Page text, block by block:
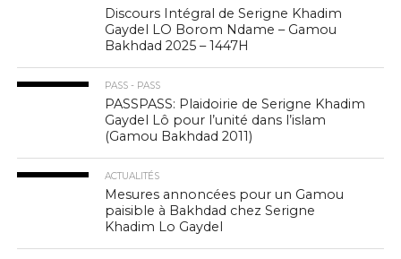
Discours Intégral de Serigne Khadim
Gaydel LO Borom Ndame – Gamou
Bakhdad 2025 – 1447H
PASS - PASS
PASSPASS: Plaidoirie de Serigne Khadim
Gaydel Lô pour l’unité dans l’islam
(Gamou Bakhdad 2011)
ACTUALITÉS
Mesures annoncées pour un Gamou
paisible à Bakhdad chez Serigne
Khadim Lo Gaydel